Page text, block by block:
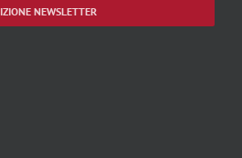
NEWSLETTER